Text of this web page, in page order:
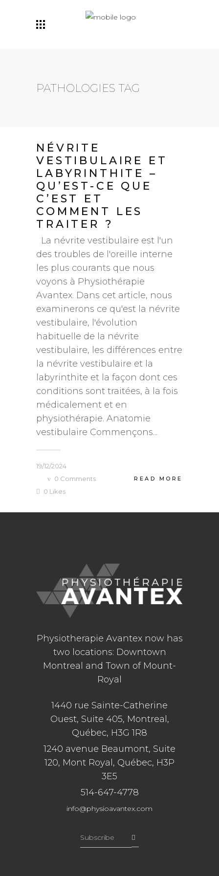
PATHOLOGIES TAG
NÉVRITE
VESTIBULAIRE ET
LABYRINTHITE –
QU’EST-CE QUE
C’EST ET
COMMENT LES
TRAITER ?
La névrite vestibulaire est l'un
des troubles de l'oreille interne
les plus courants que nous
voyons à Physiothérapie
Avantex. Dans cet article, nous
examinerons ce qu'est la névrite
vestibulaire, l'évolution
habituelle de la névrite
vestibulaire, les différences entre
la névrite vestibulaire et la
labyrinthite et la façon dont ces
conditions sont traitées, à la fois
médicalement et en
physiothérapie. Anatomie
vestibulaire Commençons...
19/12/2024
0 Comments
0 Likes
READ MORE
Physiotherapie Avantex now has
two locations: Downtown
Montreal and Town of Mount-
Royal
1440 rue Sainte-Catherine
Ouest, Suite 405, Montreal,
Québec, H3G 1R8
1240 avenue Beaumont, Suite
120, Mont Royal, Québec, H3P
3E5
514-647-4778
info@physioavantex.com
Maintenant avec deux
emplacements: Centre-
Ville ET Ville Mont-Royal!
Prenez Rendez-Vous